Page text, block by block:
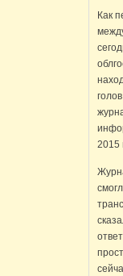
Как
2015